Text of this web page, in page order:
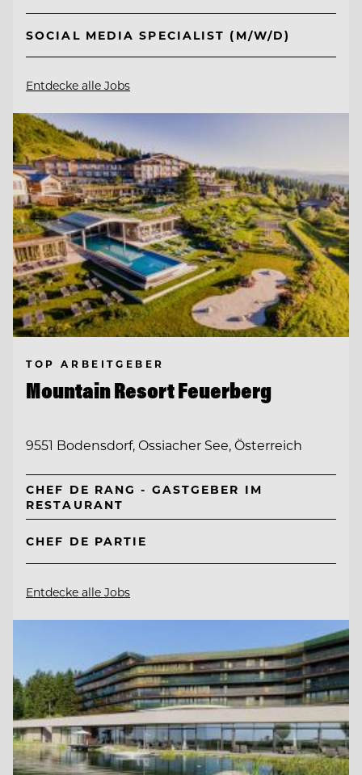
SOCIAL MEDIA SPECIALIST (M/W/D)
Entdecke alle Jobs
TOP ARBEITGEBER
Mountain Resort Feuerberg
9551 Bodensdorf, Ossiacher See, Österreich
CHEF DE RANG - GASTGEBER IM
RESTAURANT
CHEF DE PARTIE
Entdecke alle Jobs